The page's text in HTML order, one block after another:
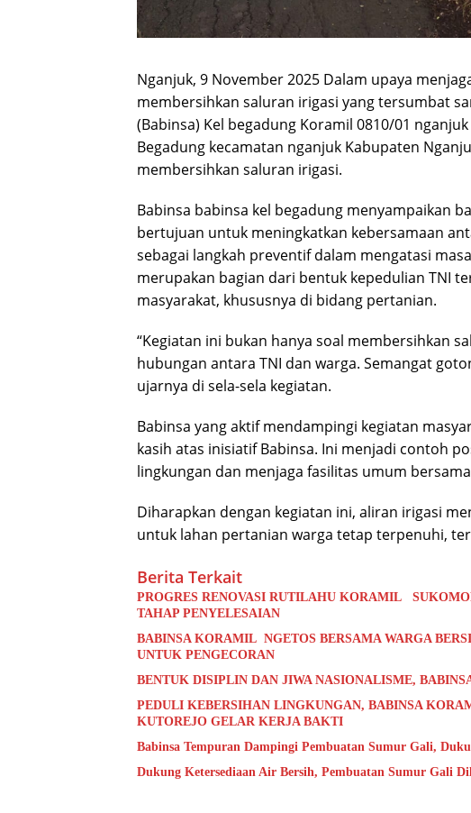
Nganjuk, 9 November 2025 Dalam upaya
membersihkan saluran irigasi yang tersumbat
(Babinsa) Kel begadung Koramil 0810/01
Begadung kecamatan nganjuk Kabupaten
membersihkan saluran irigasi.
Babinsa babinsa kel begadung menyampaikan
bertujuan untuk meningkatkan kebersamaan
sebagai langkah preventif dalam mengatasi
merupakan bagian dari bentuk kepedulian TNI
masyarakat, khususnya di bidang pertanian.
“Kegiatan ini bukan hanya soal membersihkan
hubungan antara TNI dan warga. Semangat
ujarnya di sela-sela kegiatan.
Babinsa yang aktif mendampingi kegiatan
kasih atas inisiatif Babinsa. Ini menjadi contoh
lingkungan dan menjaga fasilitas umum
Diharapkan dengan kegiatan ini, aliran irigasi
untuk lahan pertanian warga tetap terpenuhi,
Berita Terkait
PROGRES RENOVASI RUTILAHU KORAMIL
TAHAP PENYELESAIAN
BABINSA KORAMIL NGETOS BERSAMA WARGA
UNTUK PENGECORAN
BENTUK DISIPLIN DAN JIWA NASIONALISME,
PEDULI KEBERSIHAN LINGKUNGAN, BABINSA
KUTOREJO GELAR KERJA BAKTI
Babinsa Tempuran Dampingi Pembuatan Sumur Gali,
Dukung Ketersediaan Air Bersih, Pembuatan Sumur Gali